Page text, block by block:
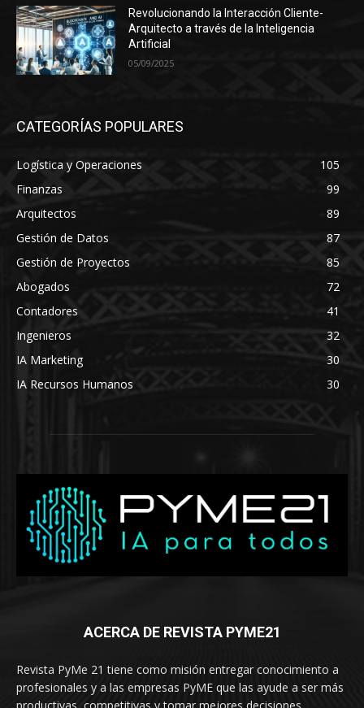
Revolucionando la Interacción Cliente-
Arquitecto a través de la Inteligencia
Artificial
05/09/2025
CATEGORÍAS POPULARES
Logística y Operaciones
105
Finanzas
99
Arquitectos
89
Gestión de Datos
87
Gestión de Proyectos
85
Abogados
72
Contadores
41
Ingenieros
32
IA Marketing
30
IA Recursos Humanos
30
ACERCA DE REVISTA PYME21
Revista PyMe 21 tiene como misión entregar conocimiento a
profesionales y a las empresas PyME que las ayude a ser más